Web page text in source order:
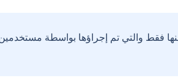
فقط والتي تم إجراؤها بواسطة